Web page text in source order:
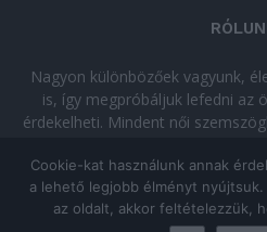
Nagyon különbözőek vagyunk,
is, így megpróbáljuk lefedni az
érdekelheti. Mindent női
© Copyright 2026 - mymirror.hu
Cookie-kat használunk annak
a lehető legjobb élményt
az oldalt, akkor feltételezzük,